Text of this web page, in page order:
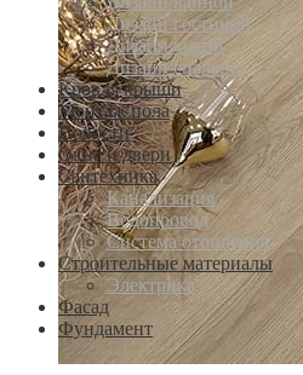
Дизайн гостиной
Дизайн кухни
Дизайн спальни
Кровля крыши
Монтаж пола
Новости
Окна и двери
Сантехника
Канализация
Водопровод
Система отопления
Строительные материалы
Электрика
Фасад
Фундамент